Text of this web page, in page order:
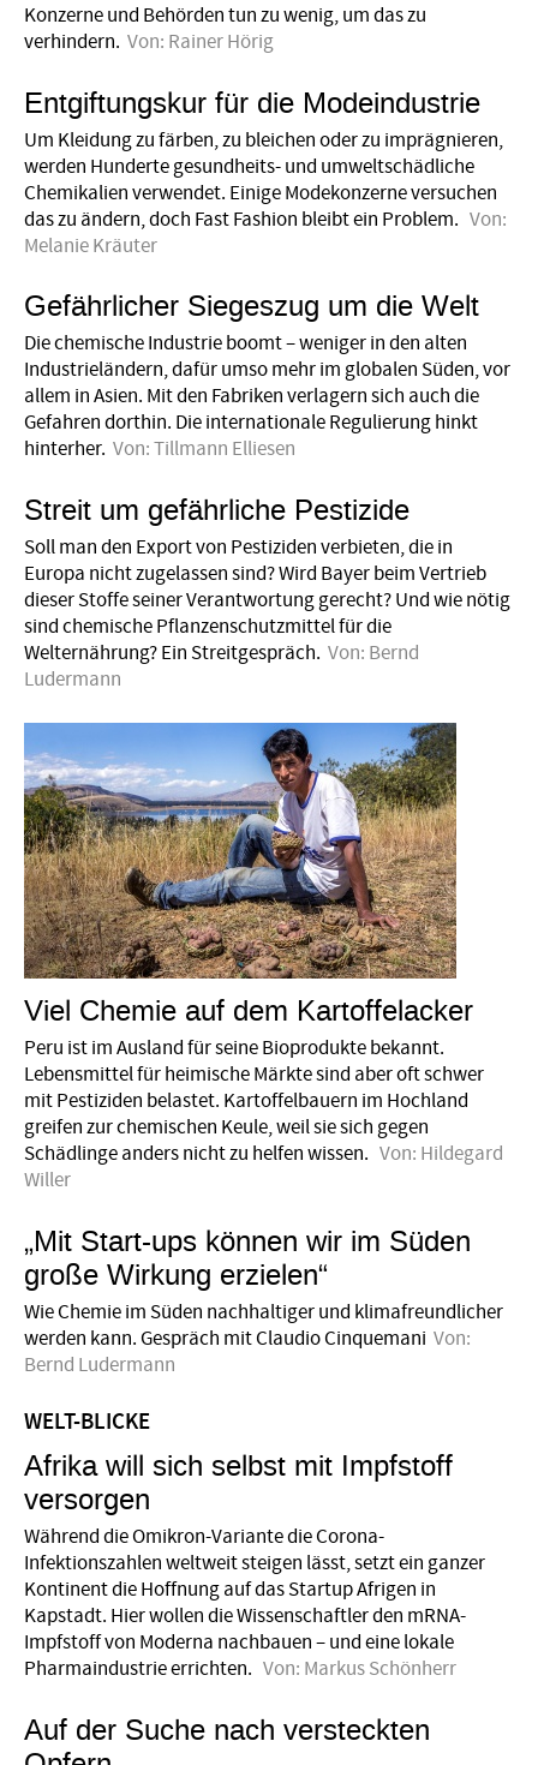
Konzerne und Behörden tun zu wenig, um das zu
verhindern. Von: Rainer Hörig
Entgiftungskur für die Modeindustrie
Um Kleidung zu färben, zu bleichen oder zu imprägnieren,
werden Hunderte gesundheits- und umweltschädliche
Chemikalien verwendet. Einige Modekonzerne versuchen
das zu ändern, doch Fast Fashion bleibt ein Problem. Von:
Melanie Kräuter
Gefährlicher Siegeszug um die Welt
Die chemische Industrie boomt – weniger in den alten
Industrieländern, dafür umso mehr im globalen Süden, vor
allem in Asien. Mit den Fabriken verlagern sich auch die
Gefahren dorthin. Die internationale Regu­lierung hinkt
hinterher. Von:Tillmann Elliesen
Streit um gefährliche Pestizide
Soll man den Export von Pestiziden verbieten, die in
Europa nicht zugelassen sind? Wird Bayer beim Vertrieb
dieser Stoffe seiner Verantwortung gerecht? Und wie nötig
sind chemische Pflanzenschutzmittel für die
Welternährung? Ein Streitgespräch. Von: Bernd
Ludermann
Viel Chemie auf dem Kartoffelacker
Peru ist im Ausland für seine Bioprodukte bekannt.
Lebensmittel für heimische Märkte sind aber oft schwer
mit Pestiziden belastet. Kartoffelbauern im Hochland
greifen zur chemischen Keule, weil sie sich gegen
Schädlinge anders nicht zu helfen wissen. Von: Hildegard
Willer
„Mit Start-ups können wir im Süden
große Wirkung erzielen“
Wie Chemie im Süden nachhaltiger und klimafreundlicher
werden kann. Gespräch mit Claudio Cinquemani Von:
Bernd Ludermann
WELT-BLICKE
Afrika will sich selbst mit Impfstoff
versorgen
Während die Omikron-Variante die Corona-
Infektionszahlen weltweit steigen lässt, setzt ein ganzer
Kontinent die Hoffnung auf das Startup Afrigen in
Kapstadt. Hier wollen die Wissenschaftler den mRNA-
Impfstoff von Moderna nachbauen – und eine lokale
Pharmaindustrie errichten. Von: Markus Schönherr
Auf der Suche nach versteckten